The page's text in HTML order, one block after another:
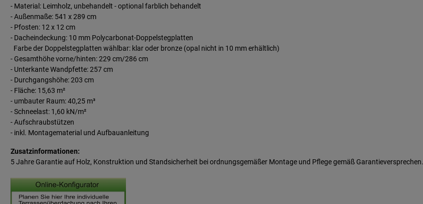
- Material: Leimholz, unbehandelt - optional farblich behandelt
- Außenmaße: 541 x 289 cm
- Pfosten: 12 x 12 cm
- Dacheindeckung: 10 mm Polycarbonat-Doppelstegplatten
Farbe der Doppelstegplatten wählbar: klar oder bronze (opal nicht in 10 mm erhältlich)
- Gesamthöhe vorne/hinten: 229 cm/286 cm
- Unterkante Wandpfette: 257 cm
- Durchgangshöhe: 203 cm
- Fläche: 15,63 m²
- umbauter Raum: 40,25 m³
- Schneelast: 1,60 kN/m²
- Aufschraubstützen
- inkl. Montagematerial und Aufbauanleitung
Zusatzinformationen:
5 Jahre Garantie auf Holz, Konstruktion und Standsicherheit beiordnungsgemäßer Montage und Pflege gemäß Garantieversprechen.